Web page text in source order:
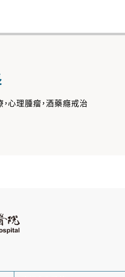
心理腫瘤，酒藥癮戒治